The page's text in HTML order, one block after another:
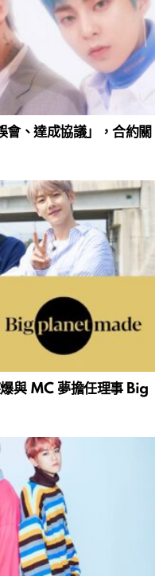
、達成協議」，合約關
與 MC 夢擔任理事 Big